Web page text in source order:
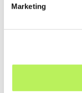
Marketing